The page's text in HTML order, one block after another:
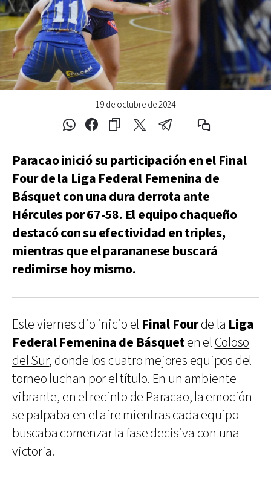
19 de octubre de 2024
Paracao inició su participación en el Final
Four de la Liga Federal Femenina de
Básquet con una dura derrota ante
Hércules por 67-58. El equipo chaqueño
destacó con su efectividad en triples,
mientras que el parananese buscará
redimirse hoy mismo.
Este viernes dio inicio el Final Fourde la Liga
Federal Femenina de Básqueten el Coloso
del Sur, donde los cuatro mejores equipos del
torneo luchan por el título. En un ambiente
vibrante, en el recinto de Paracao, la emoción
se palpaba en el aire mientras cada equipo
buscaba comenzar la fase decisiva con una
victoria.